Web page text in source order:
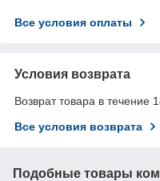
Все условия оплаты
Условия возврата
Возврат товара в течение
Все условия возврата
Подобные товары